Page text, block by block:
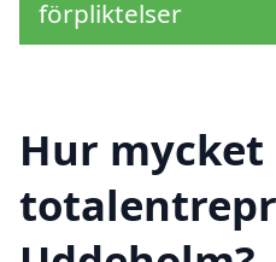
förpliktelser
Hur